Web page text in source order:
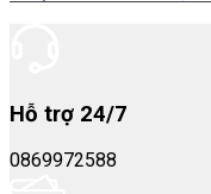
Hỗ trợ 24/7
0869972588